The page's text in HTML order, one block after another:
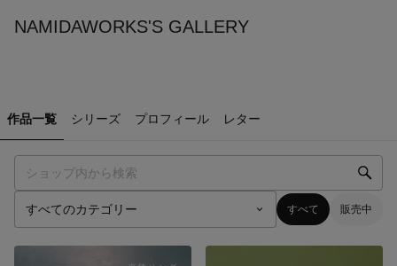
NAMIDAWORKS'S GALLERY
作品一覧 シリーズ プロフィール レター
すべて 販売中